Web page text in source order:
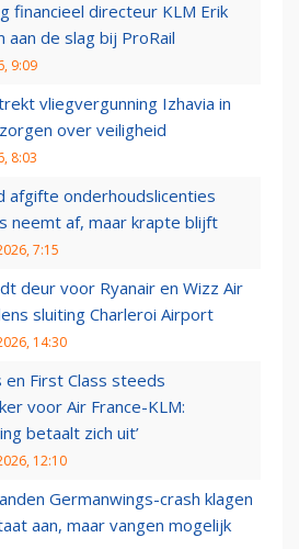
financieel directeur KLM Erik
aan de slag bij ProRail
9:09
vliegvergunning Izhavia in
over veiligheid
8:03
afgifte onderhoudslicenties
neemt af, maar krapte blijft
7:15
deur voor Ryanair en Wizz Air
sluiting Charleroi Airport
14:30
en First Class steeds
voor Air France-KLM:
betaalt zich uit’
12:10
Germanwings-crash klagen
aan, maar vangen mogelijk